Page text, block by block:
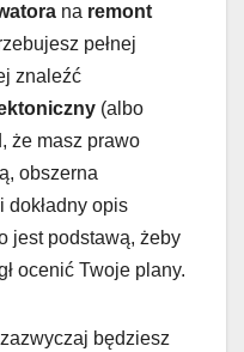
na remont
pełnej
znaleźć
(albo
że masz prawo
obszerna
dokładny opis
jest podstawą, żeby
ocenić Twoje plany.
będziesz